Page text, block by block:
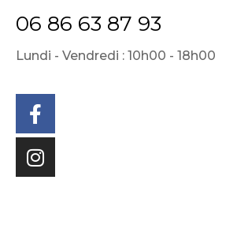
06 86 63 87 93
Lundi - Vendredi : 10h00 - 18h00